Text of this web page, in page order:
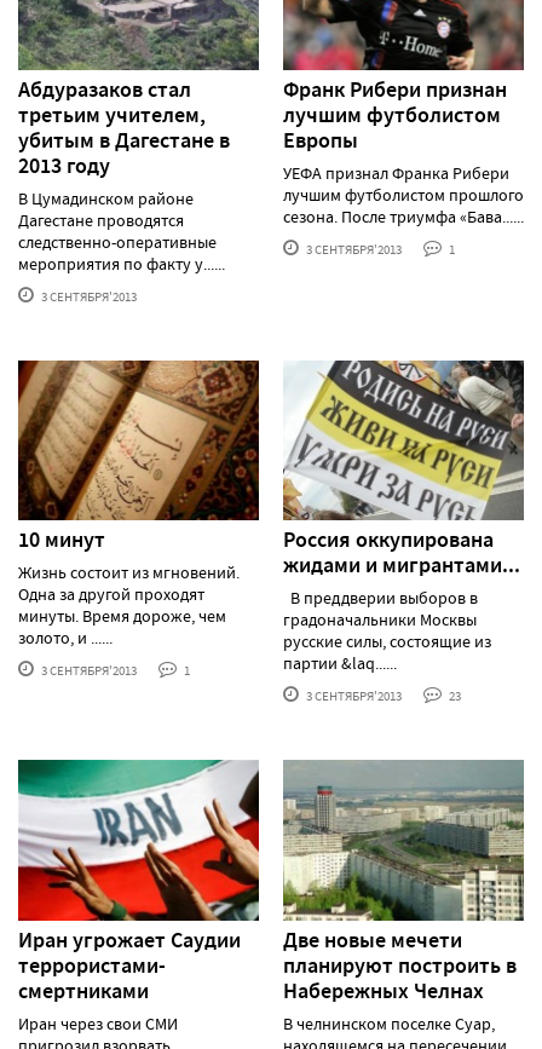
Абдуразаков стал
третьим учителем,
убитым в Дагестане в
2013 году
В Цумадинском районе
Дагестане проводятся
следственно-оперативные
мероприятия по факту у......
3 СЕНТЯБРЯ'2013
Франк Рибери признан
лучшим футболистом
Европы
УЕФА признал Франка Рибери
лучшим футболистом прошлого
сезона. После триумфа «Бава......
3 СЕНТЯБРЯ'2013 1
10 минут
Жизнь состоит из мгновений.
Одна за другой проходят
минуты. Время дороже, чем
золото, и ......
3 СЕНТЯБРЯ'2013 1
Россия оккупирована
жидами и мигрантами...
В преддверии выборов в
градоначальники Москвы
русские силы, состоящие из
партии &laq......
3 СЕНТЯБРЯ'2013 23
Иран угрожает Саудии
террористами-
смертниками
Иран через свои СМИ
Две новые мечети
планируют построить в
Набережных Челнах
В челнинском поселке Суар,